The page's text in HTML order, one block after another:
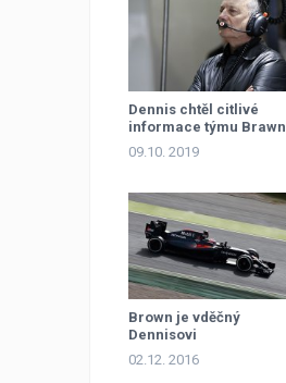
Dennis chtěl citlivé
informace týmu Brawn
GP
09.10. 2019
Brown je vděčný
Dennisovi
02.12. 2016